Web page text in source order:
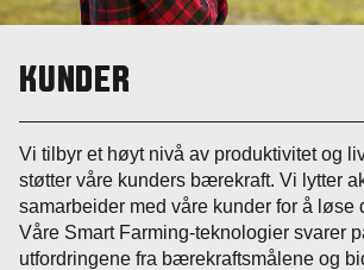
KUNDER
Vi tilbyr et høyt nivå av produktivitet og
støtter våre kunders bærekraft. Vi lytter
samarbeider med våre kunder for å løse
Våre Smart Farming-teknologier svarer
utfordringene fra bærekraftsmålene og